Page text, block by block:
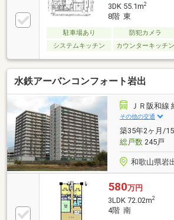
3DK 55.1m2
8階 東
駐車場あり 防犯カメラ
システムキッチン
カウンターキッチン
水鉄アーバンコンフォート岩出
ＪＲ阪和線
その他の交通
築35年2ヶ月/
総戸数245戸
和歌山県岩
580万円
3LDK 72.02m2
4階 南